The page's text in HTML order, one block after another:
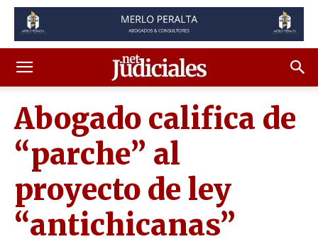
Abogado califica de
“parche” al
proyecto de ley
“antichicanas”